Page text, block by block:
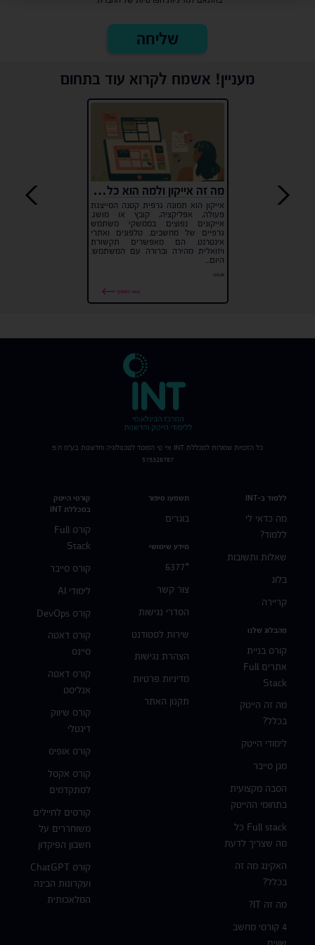
מעניין! אשמח לקרוא עוד בתחום
מה זה אייקון ולמה הוא כל כך חשוב ל UI?
אייקון הוא תמונה גרפית קטנה המייצגת
פעולה, אפליקציה, קובץ או מושג.
אייקונים נפוצים בממשקי משתמש
גרפיים של מחשבים, טלפונים ואתרי
אינטרנט. הם מאפשרים תקשורת
ויזואלית מהירה וברורה עם המשתמש.
היום...
#UXUI
בואו נמשיך
ללמוד ב-INT
מה כדאי לי
ללמוד?
שאלות ותשובות
בלוג
קריירה
מהבלוג שלנו
קורס בניית
אתרים Full
Stack
מה זה הייטק
בכלל?
לימודי הייטק
מגן סייבר
הסבה מקצועית
בתחומי ההייטק
Full stack כל
מה שצריך לדעת
האקינג מה זה
בכלל?
מה זה IT?
4 קורסי מחשב
תשמעו סיפור
בוגרים
מידע שימושי
*6377
צור קשר
הסדרי נגישות
שירות לסטודנט
הצהרת נגישות
מדיניות פרטיות
תקנון האתר
קורסי הייטק
במכללת INT
קורס Full
Stack
קורס סייבר
לימודי AI
קורס DevOps
קורס דאטה
סיינס
קורס דאטה
אנליסט
קורס שיווק
דיגטלי
קורס אופיס
קורס אקסל
למתקדמים
קורסים לחיילים
משוחררים על
חשבון הפיקדון
קורס ChatGPT
ועקרונות הבינה
המלאכותית
כל הזכויות שמורות למכללת INT איי טי המוסד לטכנולוגיה וחדשנות בע"מ ח.פ
515326767